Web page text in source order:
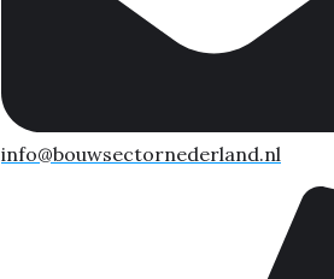
info@bouwsectornederland.nl